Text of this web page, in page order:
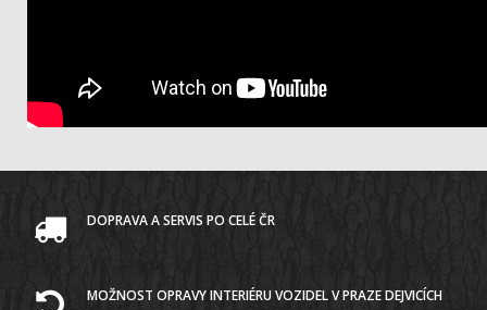
DOPRAVA A SERVIS PO CELÉ ČR
MOŽNOST OPRAVY INTERIÉRU VOZIDEL V PRAZE DEJVICÍCH